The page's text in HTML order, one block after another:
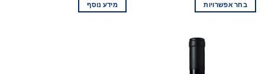
בחר אפשרויות מידע נוסף